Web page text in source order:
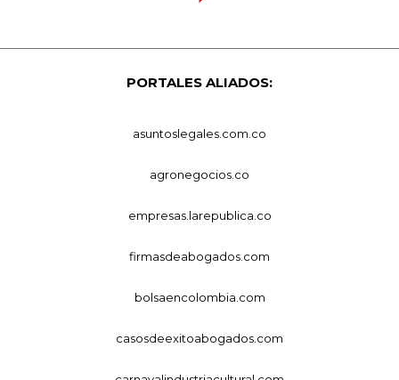
PORTALES ALIADOS:
asuntoslegales.com.co
agronegocios.co
empresas.larepublica.co
firmasdeabogados.com
bolsaencolombia.com
casosdeexitoabogados.com